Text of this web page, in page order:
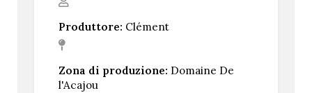
Produttore: Clément
Zona di produzione: Domaine De
l'Acajou